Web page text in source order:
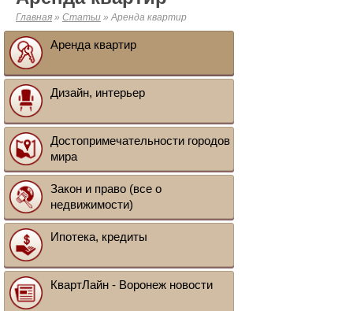
Главная » Статьи »Аренда квартир
Аренда квартир
Дизайн, интерьер
Достопримечательности городов
мира
Закон и право (все о
недвижимости)
Ипотека, кредиты
КвартЛайн - Воронеж новости